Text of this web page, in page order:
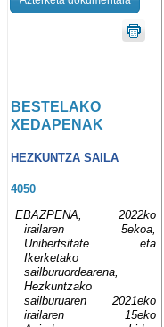
BESTELAKO
XEDAPENAK
HEZKUNTZA SAILA
4050
EBAZPENA, 2022ko
irailaren 5ekoa,
Unibertsitate eta
Ikerketako
sailburuordearena,
Hezkuntzako
sailburuaren 2021eko
irailaren 15eko